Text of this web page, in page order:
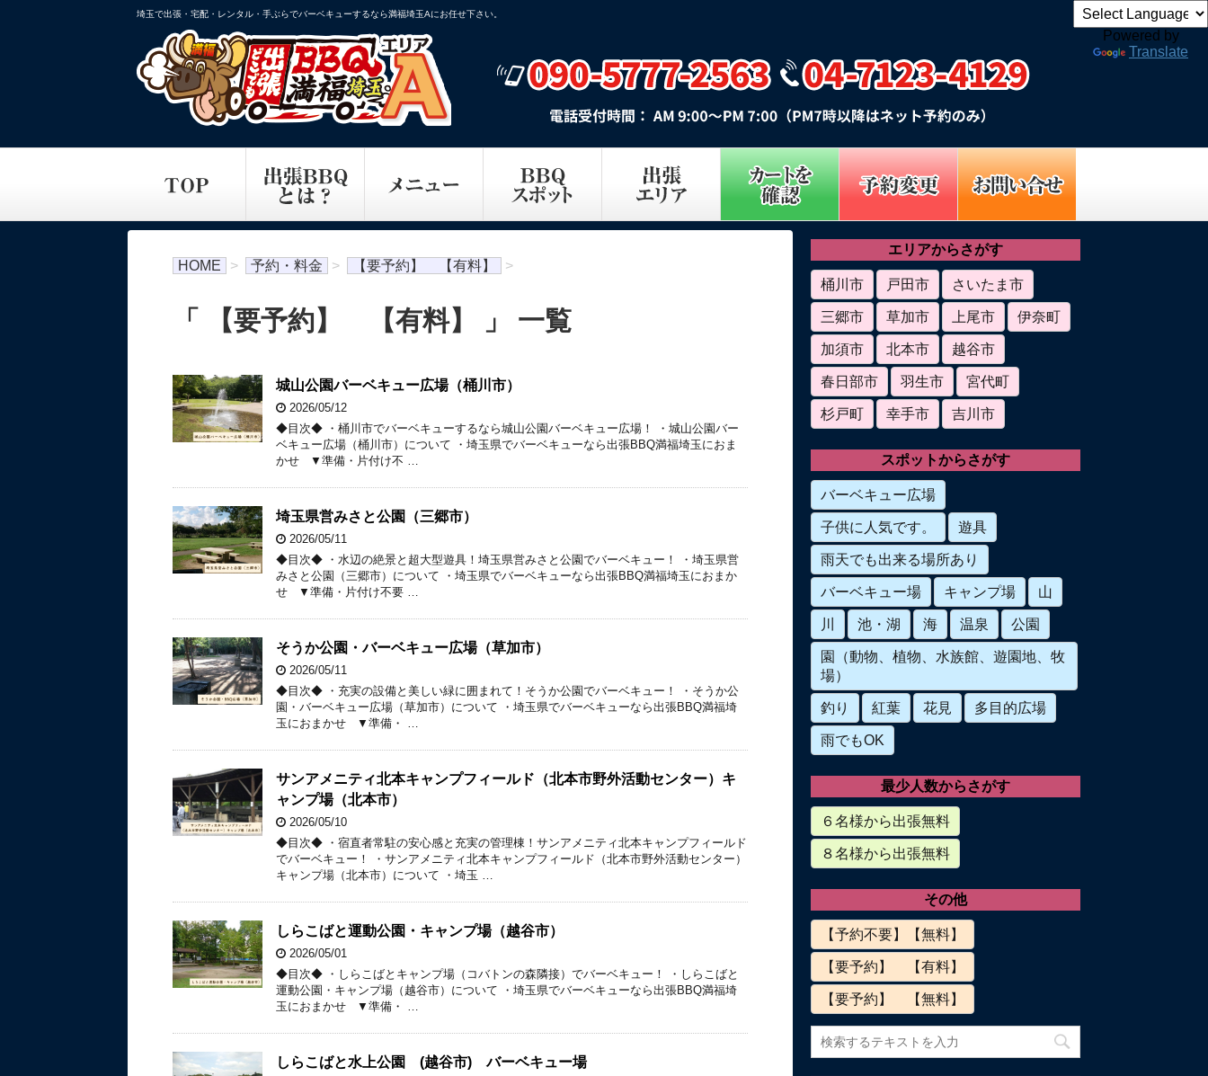
Powered by
Translate
埼玉で出張・宅配・レンタル・手ぶらでバーベキューするなら満福埼玉Aにお任せ下さい。
HOME > 予約・料金 > 【要予約】 【有料】 >
「 【要予約】 【有料】 」 一覧
城山公園バーベキュー広場（桶川市）
2026/05/12
◆目次◆ ・桶川市でバーベキューするなら城山公園バーベキュー広場！ ・城山公園バー
ベキュー広場（桶川市）について ・埼玉県でバーベキューなら出張BBQ満福埼玉におま
かせ ▼準備・片付け不 …
埼玉県営みさと公園（三郷市）
2026/05/11
◆目次◆ ・水辺の絶景と超大型遊具！埼玉県営みさと公園でバーベキュー！ ・埼玉県営
みさと公園（三郷市）について ・埼玉県でバーベキューなら出張BBQ満福埼玉におまか
せ ▼準備・片付け不要 …
そうか公園・バーベキュー広場（草加市）
2026/05/11
◆目次◆ ・充実の設備と美しい緑に囲まれて！そうか公園でバーベキュー！ ・そうか公
園・バーベキュー広場（草加市）について ・埼玉県でバーベキューなら出張BBQ満福埼
玉におまかせ ▼準備・ …
サンアメニティ北本キャンプフィールド（北本市野外活動センター）キ
ャンプ場（北本市）
2026/05/10
◆目次◆ ・宿直者常駐の安心感と充実の管理棟！サンアメニティ北本キャンプフィールド
でバーベキュー！ ・サンアメニティ北本キャンプフィールド（北本市野外活動センター）
キャンプ場（北本市）について ・埼玉 …
しらこばと運動公園・キャンプ場（越谷市）
2026/05/01
◆目次◆ ・しらこばとキャンプ場（コバトンの森隣接）でバーベキュー！ ・しらこばと
運動公園・キャンプ場（越谷市）について ・埼玉県でバーベキューなら出張BBQ満福埼
玉におまかせ ▼準備・ …
しらこばと水上公園 (越谷市) バーベキュー場
エリアからさがす
桶川市 戸田市
さいたま市
三郷市
草加市 上尾市
伊奈町
加須市
北本市
越谷市
春日部市
羽生市
宮代町
杉戸町
幸手市 吉川市
スポットからさがす
バーベキュー広場
子供に人気です。
遊具
雨天でも出来る場所あり
バーベキュー場
キャンプ場
山
川
池・湖 海 温泉
公園
園（動物、植物、水族館、遊園地、牧
場）
釣り
紅葉 花見
多目的広場
雨でもOK
最少人数からさがす
６名様から出張無料
８名様から出張無料
その他
【予約不要】【無料】
【要予約】 【有料】
【要予約】 【無料】